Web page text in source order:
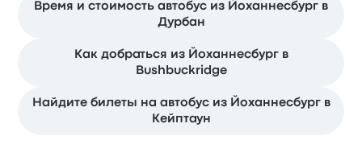
Время и стоимость автобус из Йоханнесбург в
Дурбан
Как добраться из Йоханнесбург в
Bushbuckridge
Найдите билеты на автобус из Йоханнесбург в
Кейптаун